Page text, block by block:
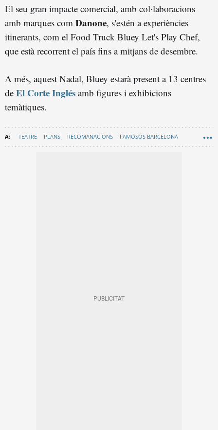
El seu gran impacte comercial, amb col·laboracions
amb marques com Danone, s'estén a experiències
itinerants, com el Food Truck Bluey Let's Play Chef,
que està recorrent el país fins a mitjans de desembre.
A més, aquest Nadal, Bluey estarà present a 13 centres
de El Corte Inglés amb figures i exhibicions
temàtiques.
TEATRE PLANS RECOMANACIONS FAMOSOS BARCELONA